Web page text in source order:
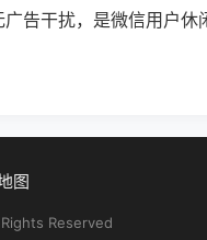
告干扰，是微信用户休
图
Reserved